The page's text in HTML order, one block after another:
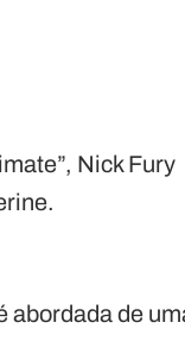
Nick Fury
abordada de